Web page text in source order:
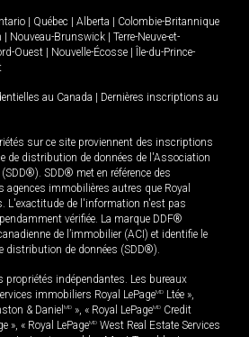
Québec Alberta
Colombie-Britannique
Nouveau-Brunswick
Terre-Neuve-et-
Ouest Nouvelle-Écosse
Île-du-Prince-
au Canada
Dernières inscriptions au
sur ce site proviennent des inscriptions
de distribution de données de l'Association
SDD® met en référence des
immobilières autres que Royal
L'exactitude de l'information n'est pas
vérifiée. La marque DDF®
de l’immobilier (ACI) et identifie le
distribution de données (SDD®).
propriétés indépendantes. Les bureaux
immobiliers Royal LePageMD Ltée »,
& Daniel MD », « Royal LePageMD Credit
», « Royal LePageMD West Real Estate Services